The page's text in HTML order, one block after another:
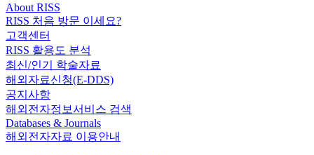
About RISS
RISS 처음 방문 이세요?
고객센터
RISS 활용도 분석
최신/인기 학술자료
해외자료신청(E-DDS)
공지사항
해외전자정보서비스 검색
Databases & Journals
해외전자자료 이용안내